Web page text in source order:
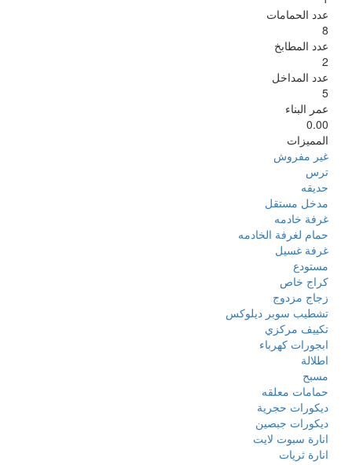
عدد الحمامات
8
عدد المطابخ
2
عدد المداخل
5
عمر البناء
0.00
المميزات
‏غير مفروش ‏
ترس
حديقه
‏‏مدخل مستقل ‏
‏غرفة خادمه ‏
‏حمام لغرفة الخادمه ‏
‏غرفة غسيل ‏
مستودع
‏كراج خاص ‏
‏زجاج مزدوج ‏
‏تشطيب سوبر ديلوكس ‏
‏تكييف مركزي ‏
‏ابجورات كهرباء ‏
اطلالة
مسبح
‏حمامات معلقه ‏
‏ديكورات ‏حجرية ‏
‏ديكورات ‏جبصين ‏
‏‏انارة ‏سبوت لايت ‏
انارة ثريات